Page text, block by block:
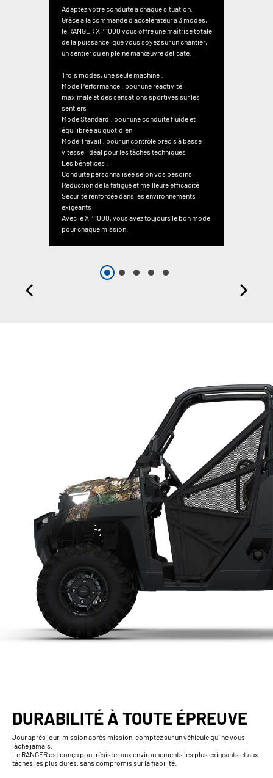
Adaptez votre conduite à chaque situation.
Grâce à la commande d’accélérateur à 3 modes,
le RANGER XP 1000 vous offre une maîtrise totale
de la puissance, que vous soyez sur un chantier,
un sentier ou en pleine manœuvre délicate.
Trois modes, une seule machine :
Mode Performance : pour une réactivité
maximale et des sensations sportives sur les
sentiers
Mode Standard : pour une conduite fluide et
équilibrée au quotidien
Mode Travail : pour un contrôle précis à basse
vitesse, idéal pour les tâches techniques
Les bénéfices :
Conduite personnalisée selon vos besoins
Réduction de la fatigue et meilleure efficacité
Sécurité renforcée dans les environnements
exigeants
Avec le XP 1000, vous avez toujours le bon mode
pour chaque mission.
DURABILITÉ À TOUTE ÉPREUVE
Jour après jour, mission après mission, comptez sur un véhicule qui ne vous
lâche jamais.
Le RANGER est conçu pour résister aux environnements les plus exigeants et aux
tâches les plus dures, sans compromis sur la fiabilité.